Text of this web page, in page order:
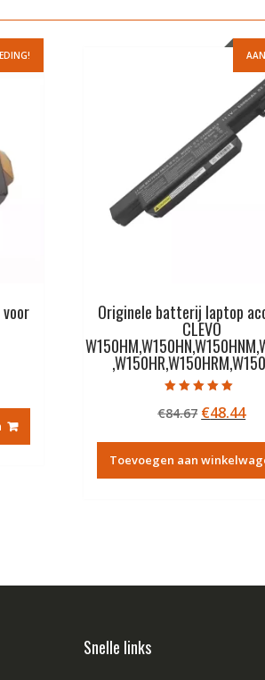
Originele batterij laptop
CLEVO
5.00
uit 5
€84.67
was:
€84.67.
€48.44
Toevoegen aan
Snelle links